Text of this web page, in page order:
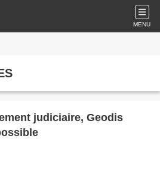
MENU
judiciaire, Geodis